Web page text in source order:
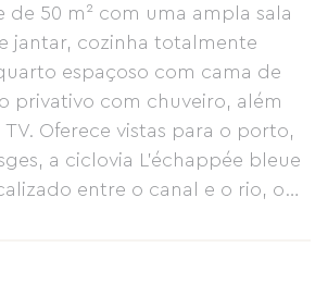
de 50 m² com uma ampla sala
jantar, cozinha totalmente
espaçoso com cama de
privativo com chuveiro, além
Oferece vistas para o porto,
a ciclovia L'échappée bleue
entre o canal e o rio, o
a uma academia e a uma